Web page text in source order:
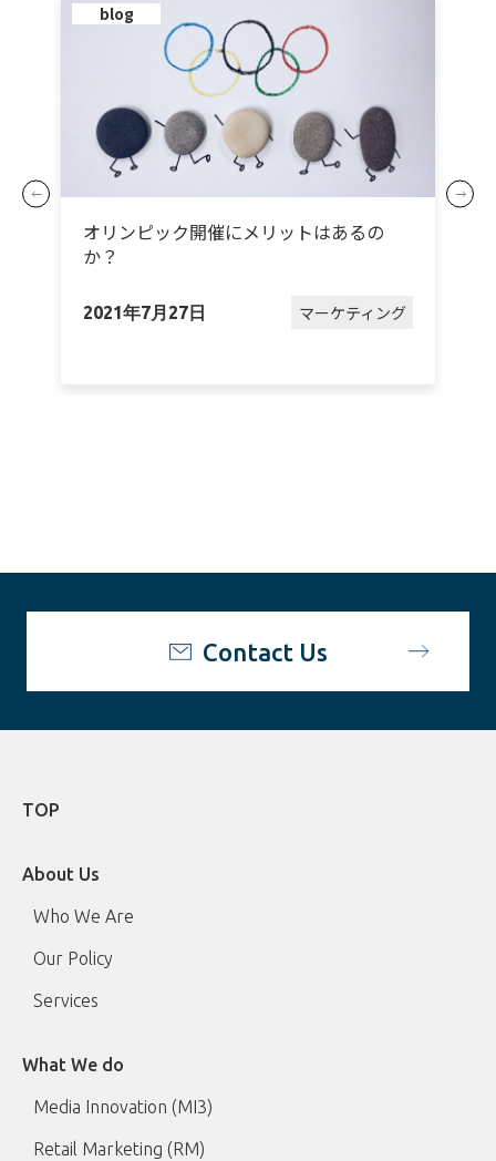
blog
オリンピック開催にメリットはあるの
か？
2021年7月27日 マーケティング
Contact Us
TOP
About Us
Who We Are
Our Policy
Services
What We do
Media Innovation (MI3)
Retail Marketing (RM)